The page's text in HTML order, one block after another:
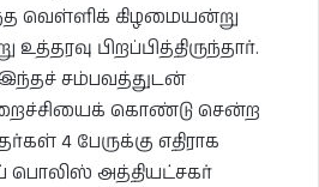
வெள்ளிக் கிழமையன்று
பிறப்பித்திருந்தார்.
சம்பவத்துடன்
கொண்டு சென்ற
4 பேருக்கு எதிராக
பொலிஸ் அத்தியட்சகர்